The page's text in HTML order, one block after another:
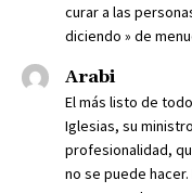
curar a las
diciendo » de
Arabi
El más listo de
Iglesias, su
profesionalidad,
no se puede